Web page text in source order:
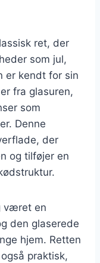
ret, der
som jul,
er kendt for sin
fra glasuren,
som
Denne
der
og tilføjer en
været en
den glaserede
hjem. Retten
praktisk,